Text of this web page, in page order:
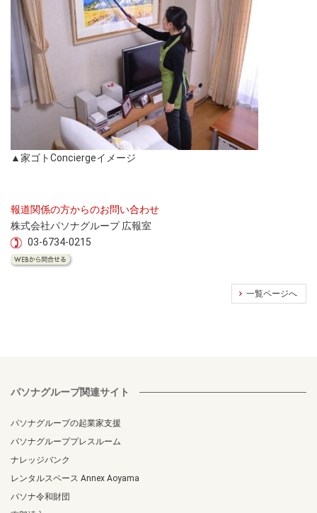
▲家ゴトConciergeイメージ
報道関係の方からのお問い合わせ
株式会社パソナグループ 広報室
03-6734-0215
一覧ページへ
パソナグループ関連サイト
パソナグループの起業家支援
パソナグループプレスルーム
ナレッジバンク
レンタルスペース Annex Aoyama
パソナ令和財団